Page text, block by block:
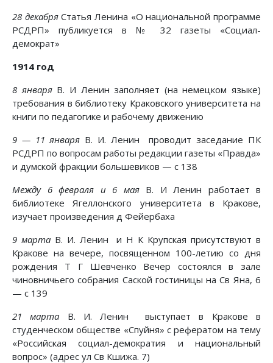
28 декабряСтатья Ленина «О национальной программе
РСДРП» публикуется в № 32 газеты «Социал-
демократ»
1914 год
8 января В. И Ленин заполняет (на немецком языке)
требования в библиотеку Краковского университета на
книги по педагогике и рабочему движению
9 — 11 января В. И. Ленин проводит заседание ПК
РСДРП по вопросам работы редакции газеты «Правда»
и думской фракции большевиков — с 138
Между 6 февраля и 6 мая В. И Ленин работает в
библиотеке Ягеллонского университета в Кракове,
изучает произведения д Фейербаха
9 марта В. И. Ленин и Н К Крупская присутствуют в
Кракове на вечере, посвященном 100-летию со дня
рождения Т Г Шевченко Вечер состоялся в зале
чиновничьего собрания Саской гостиницы на Св Яна, 6
— с 139
21 марта В. И. Ленин выступает в Кракове в
студенческом обществе «Спуйня» с рефератом на тему
«Российская социал-демократия и национальный
вопрос» (адрес ул Св Кшижа. 7)